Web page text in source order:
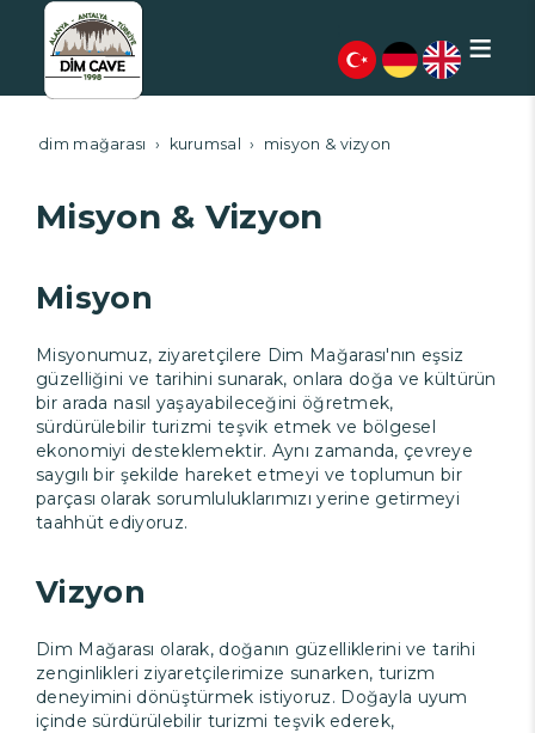
dim mağarası kurumsal misyon & vizyon
Misyon & Vizyon
Misyon
Misyonumuz, ziyaretçilere Dim Mağarası'nın eşsiz
güzelliğini ve tarihini sunarak, onlara doğa ve kültürün
bir arada nasıl yaşayabileceğini öğretmek,
sürdürülebilir turizmi teşvik etmek ve bölgesel
ekonomiyi desteklemektir. Aynı zamanda, çevreye
saygılı bir şekilde hareket etmeyi ve toplumun bir
parçası olarak sorumluluklarımızı yerine getirmeyi
taahhüt ediyoruz.
Vizyon
Dim Mağarası olarak, doğanın güzelliklerini ve tarihi
zenginlikleri ziyaretçilerimize sunarken, turizm
deneyimini dönüştürmek istiyoruz. Doğayla uyum
içinde sürdürülebilir turizmi teşvik ederek,